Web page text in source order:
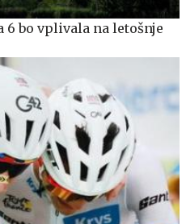
6 bo vplivala na letošnje